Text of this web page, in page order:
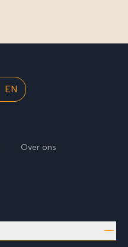
EN
Over ons